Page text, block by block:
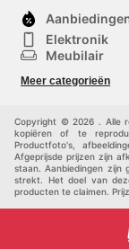
Elektronik
Meubilair
Schoonheid
Meer categorieën
Copyright © 2026 . Alle
kopiëren of te
Productfoto's,
Afgeprijsde prijzen zijn
staan. Aanbiedingen
strekt. Het doel van
producten te claimen.